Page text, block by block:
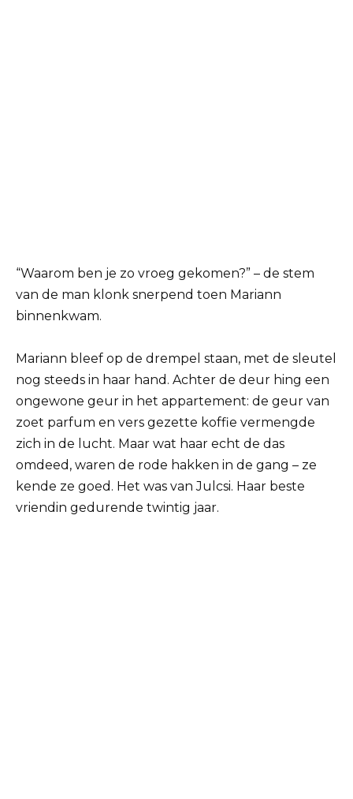
“Waarom ben je zo vroeg gekomen?” – de stem
van de man klonk snerpend toen Mariann
binnenkwam.
Mariann bleef op de drempel staan, met de sleutel
nog steeds in haar hand. Achter de deur hing een
ongewone geur in het appartement: de geur van
zoet parfum en vers gezette koffie vermengde
zich in de lucht. Maar wat haar echt de das
omdeed, waren de rode hakken in de gang – ze
kende ze goed. Het was van Julcsi. Haar beste
vriendin gedurende twintig jaar.